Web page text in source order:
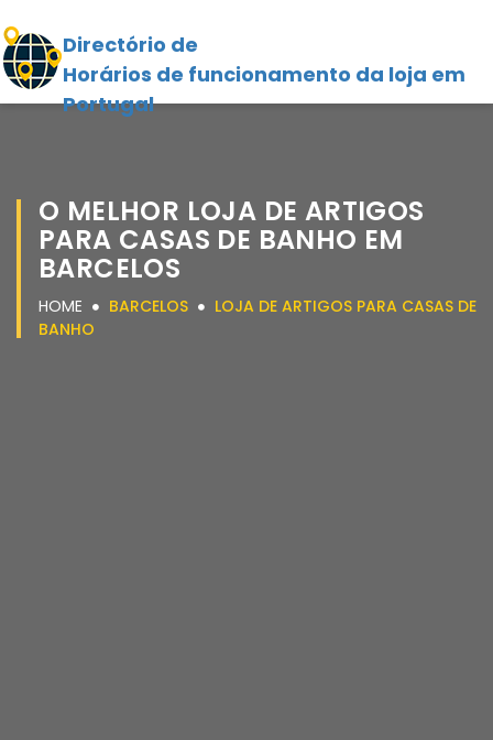
Directório de
Horários de funcionamento da loja em
Portugal
O MELHOR LOJA DE ARTIGOS
PARA CASAS DE BANHO EM
BARCELOS
HOME BARCELOS
LOJA DE ARTIGOS PARA CASAS DE
BANHO